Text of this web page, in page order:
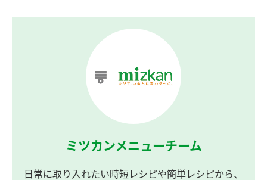
ミツカンメニューチーム
日常に取り入れたい時短レシピや簡単レシピから、